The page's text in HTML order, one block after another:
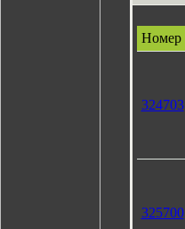
Номер
324703
325700